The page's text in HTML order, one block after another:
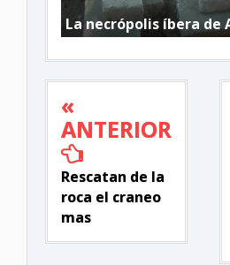
La necrópolis íbera de
«
ANTERIOR
Rescatan de la
roca el craneo
mas